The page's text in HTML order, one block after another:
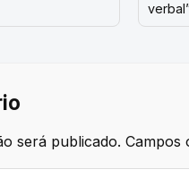
será publicado. Campos